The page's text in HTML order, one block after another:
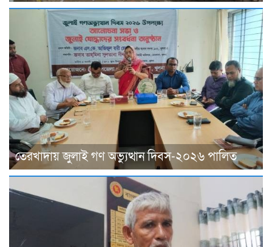
তেরখাদায় জুলাই গণ অভ্যুত্থান দিবস-২০২৬ পালিত